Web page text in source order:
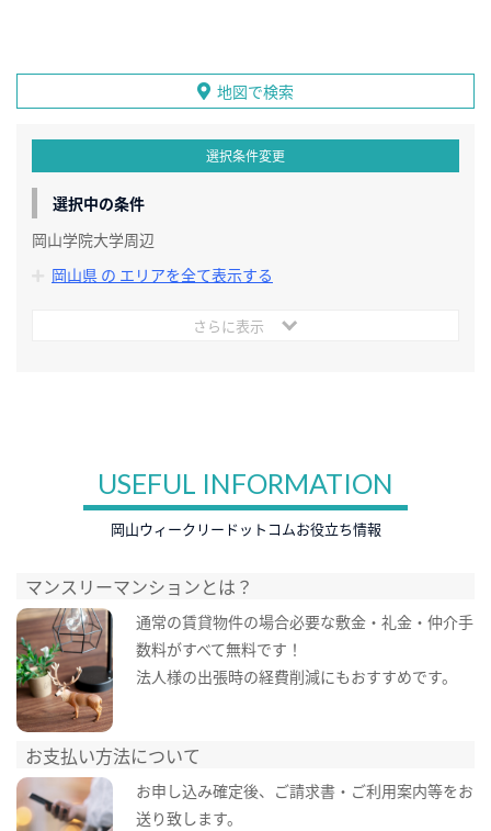
地図で検索
選択条件変更
選択中の条件
岡山学院大学周辺
岡山県 の エリアを全て表示する
さらに表示
USEFUL INFORMATION
岡山ウィークリードットコムお役立ち情報
マンスリーマンションとは？
通常の賃貸物件の場合必要な敷金・礼金・仲介手
数料がすべて無料です！
法人様の出張時の経費削減にもおすすめです。
お支払い方法について
お申し込み確定後、ご請求書・ご利用案内等をお
送り致します。